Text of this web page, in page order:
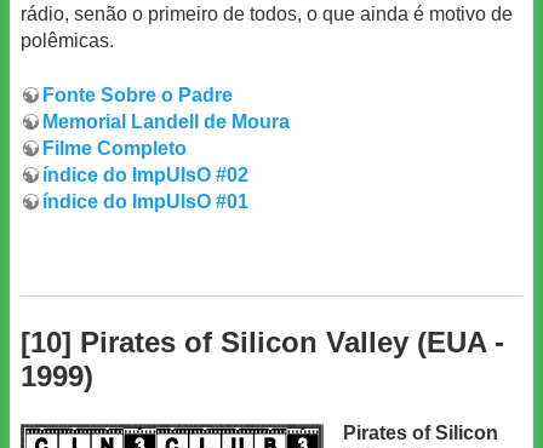
rádio, senão o primeiro de todos, o que ainda é motivo de
polêmicas.
Fonte Sobre o Padre
Memorial Landell de Moura
Filme Completo
índice do ImpUlsO #02
índice do ImpUlsO #01
[10] Pirates of Silicon Valley (EUA -
1999)
Pirates of Silicon